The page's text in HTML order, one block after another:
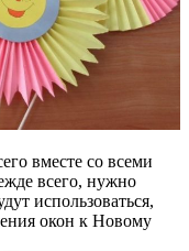
вместе со всеми
всего, нужно
использоваться,
окон к Новому